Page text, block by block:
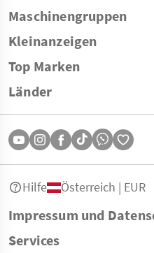
Maschinengruppen
Kleinanzeigen
Top Marken
Länder
Impressum und
Services
Hilfe Österreich | EUR